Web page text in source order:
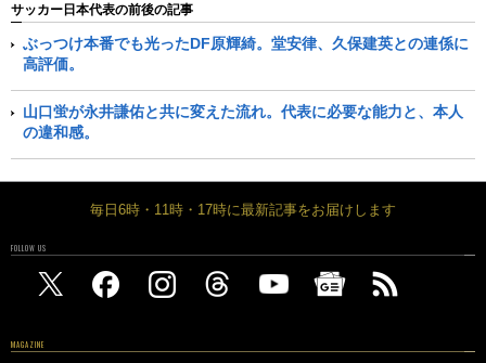
サッカー日本代表の前後の記事
ぶっつけ本番でも光ったDF原輝綺。堂安律、久保建英との連係に
高評価。
山口蛍が永井謙佑と共に変えた流れ。代表に必要な能力と、本人
の違和感。
毎日6時・11時・17時に最新記事をお届けします
FOLLOW US
MAGAZINE